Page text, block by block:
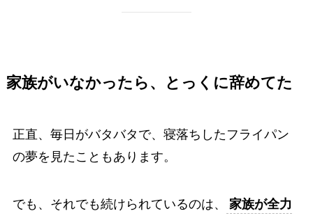
家族がいなかったら、とっくに辞めてた
正直、毎日がバタバタで、寝落ちしたフライパン
の夢を見たこともあります。
でも、それでも続けられているのは、
家族が全力